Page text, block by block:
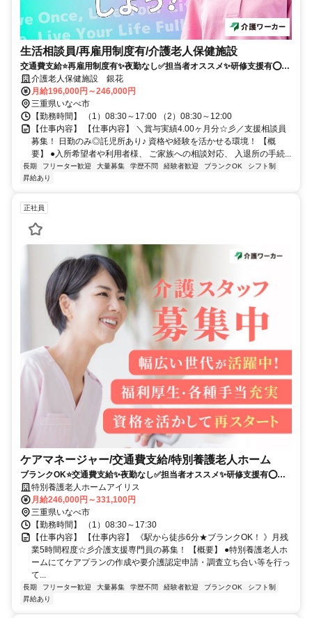
生活相談員/再雇用制度有/介護老人保健施設
交通費支給⭐️再雇用制度有✨夜勤なし✅️担当者オススメ✨研修支援有⭕️経
験者優遇✨車通勤ＯＫ
介護老人保健施設 銀花
月給196,000円～246,000円
三重県いなべ市
【勤務時間】 （1）08:30～17:00 （2）08:30～12:00
【仕事内容】 【仕事内容】 ＼賞与実績4.00ヶ月分☆彡／支援相談員
募集！ 日勤のみ◎託児所あり♪ 資格や経験を活かせる環境！ 【概
要】 ●入所希望者や利用者様、 ご家族への相談対応、 入退所の手続...
長期 フリーター歓迎 大量募集 学歴不問 経験者歓迎 ブランクOK
シフト制
昇給あり
正社員
ケアマネージャー/交通費支給/特別養護老人ホーム
ブランクOK⭐️交通費支給✨夜勤なし✅️担当者オススメ✨研修支援有⭕️車
通勤ＯＫ✨駅チカ
特別養護老人ホームアイリス
月給246,000円～331,100円
三重県いなべ市
【勤務時間】 （1）08:30～17:30
【仕事内容】 【仕事内容】 《駅から徒歩6分★ブランクOK！ 》月残
業5時間程度☆彡介護支援専門員の募集！ 【概要】 ●特別養護老人ホ
ームにてケアプランの作成や要介護認定申請・調査立ち合い等を行っ
て...
長期 フリーター歓迎 大量募集 学歴不問 経験者歓迎 ブランクOK
シフト制
昇給あり